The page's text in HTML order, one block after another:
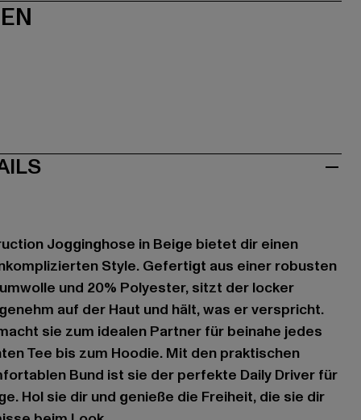
Jogginghose in Beige bietet dir einen
Style. Gefertigt aus einer robusten
und 20% Polyester, sitzt der locker
auf der Haut und hält, was er verspricht.
sie zum idealen Partner für beinahe jedes
Tee bis zum Hoodie. Mit den praktischen
Bund ist sie der perfekte Daily Driver für
Hol sie dir und genieße die Freiheit, die sie dir